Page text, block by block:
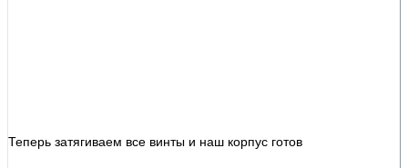
Теперь затягиваем все винты и наш корпус готов